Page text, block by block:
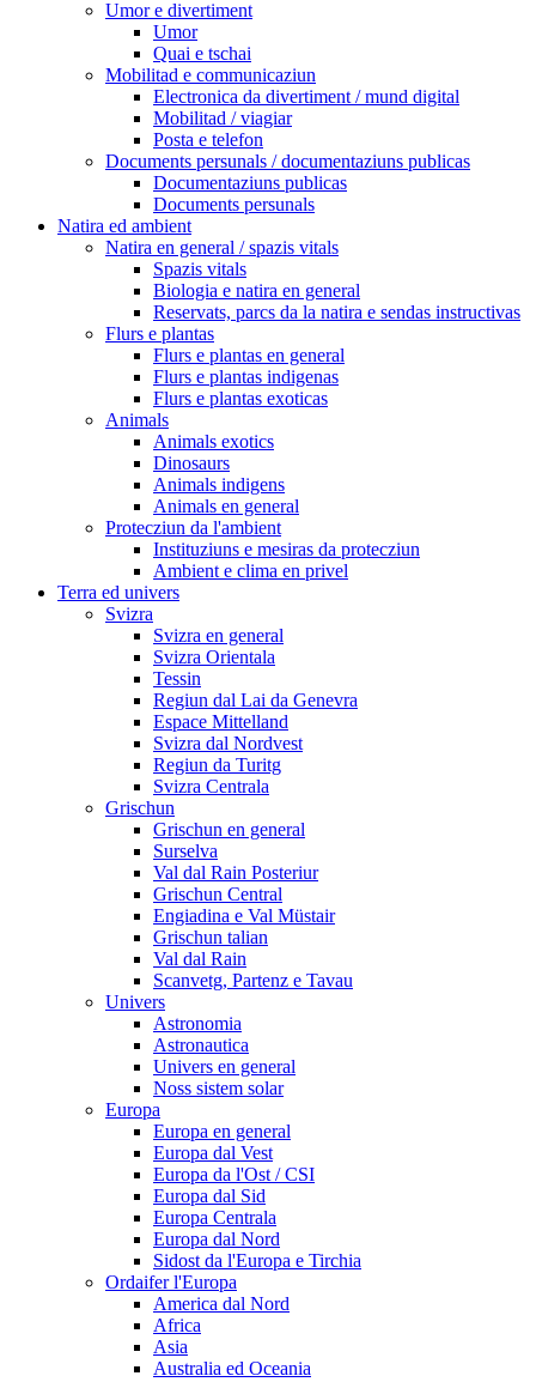
Umor e divertiment
Umor
Quai e tschai
Mobilitad e communicaziun
Electronica da divertiment / mund digital
Mobilitad / viagiar
Posta e telefon
Documents persunals / documentaziuns publicas
Documentaziuns publicas
Documents persunals
Natira ed ambient
Natira en general / spazis vitals
Spazis vitals
Biologia e natira en general
Reservats, parcs da la natira e sendas instructivas
Flurs e plantas
Flurs e plantas en general
Flurs e plantas indigenas
Flurs e plantas exoticas
Animals
Animals exotics
Dinosaurs
Animals indigens
Animals en general
Protecziun da l'ambient
Instituziuns e mesiras da protecziun
Ambient e clima en privel
Terra ed univers
Svizra
Svizra en general
Svizra Orientala
Tessin
Regiun dal Lai da Genevra
Espace Mittelland
Svizra dal Nordvest
Regiun da Turitg
Svizra Centrala
Grischun
Grischun en general
Surselva
Val dal Rain Posteriur
Grischun Central
Engiadina e Val Müstair
Grischun talian
Val dal Rain
Scanvetg, Partenz e Tavau
Univers
Astronomia
Astronautica
Univers en general
Noss sistem solar
Europa
Europa en general
Europa dal Vest
Europa da l'Ost / CSI
Europa dal Sid
Europa Centrala
Europa dal Nord
Sidost da l'Europa e Tirchia
Ordaifer l'Europa
America dal Nord
Africa
Asia
Australia ed Oceania